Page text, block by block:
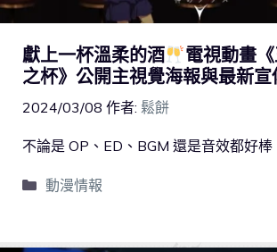
獻上一杯溫柔的酒
電視動畫
之杯》公開主視覺海報與最新宣
2024/03/08 作者: 鬆餅
不論是 OP、ED、BGM 還是音效都好
動漫情報